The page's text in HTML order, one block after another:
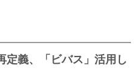
義、「ビバス」活用し